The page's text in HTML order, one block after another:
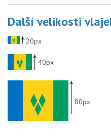
Další velikosti
20px
40px
80px